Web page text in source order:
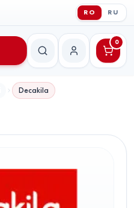
RO RU
CăutareContul meu
0
Decakila